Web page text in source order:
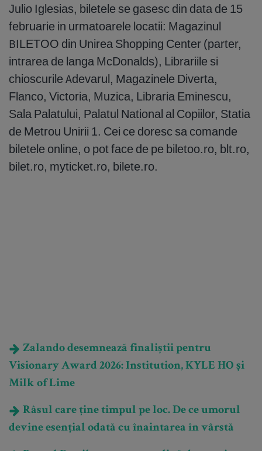
Julio Iglesias, biletele se gasesc din data de 15
februarie in urmatoarele locatii: Magazinul
BILETOO din Unirea Shopping Center (parter,
intrarea de langa McDonalds), Librariile si
chioscurile Adevarul, Magazinele Diverta,
Flanco, Victoria, Muzica, Libraria Eminescu,
Sala Palatului, Palatul National al Copiilor, Statia
de Metrou Unirii 1. Cei ce doresc sa comande
biletele online, o pot face de pe biletoo.ro, blt.ro,
bilet.ro, myticket.ro, bilete.ro.
Zalando desemnează finaliștii pentru
Visionary Award 2026: Institution, KYLE HO și
Milk of Lime
Râsul care ține timpul pe loc. De ce umorul
devine esențial odată cu înaintarea în vârstă